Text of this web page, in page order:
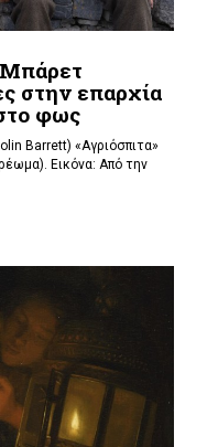
Μπάρετ
στην επαρχία
φως
Barrett) «Αγριόσπιτα»
Εικόνα: Από την